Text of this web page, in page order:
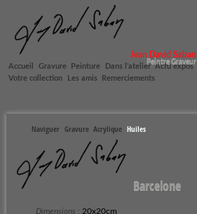
Jean David Saban
Peintre Graveur
Accueil Gravure Peinture Dans l’atelier Actu expos
Votre collection
Les amis Remerciements
Naviguer Gravure Acrylique Huiles
Barcelone
Dimensions : 20x20cm